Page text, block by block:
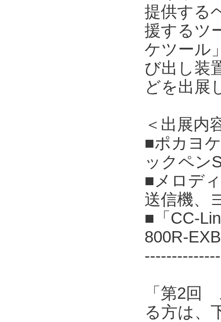
提供する
援するツ
ケツール
び出し装
どを出展
＜出展内
■ポカヨ
ックペン
■メロデ
送信機、
■「CC-
800R-
「第2回
る方は、